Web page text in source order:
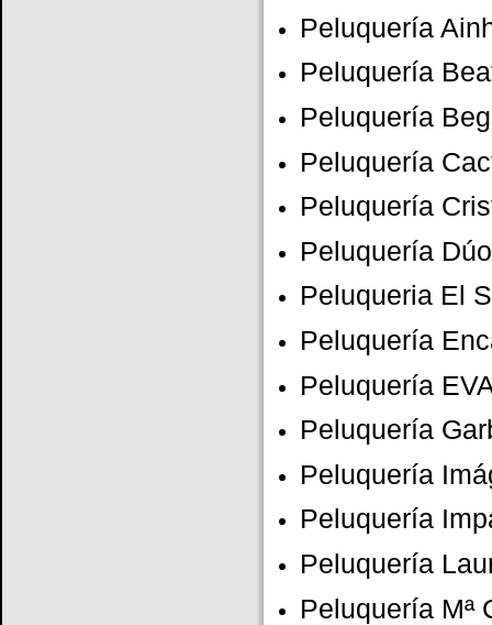
Peluquería
Peluquería
Peluquería
Peluquería
Peluquería
Peluquería Dúo
Peluqueria El
Peluquería
Peluquería
Peluquería
Peluquería
Peluquería
Peluquería
Peluquería Mª